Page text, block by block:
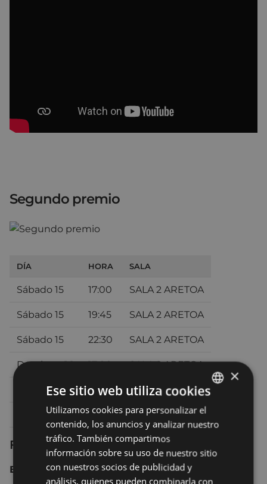
Segundo premio
DÍA HORA SALA
Sábado 15 17:00 SALA 2 ARETOA
Sábado 15 19:45 SALA 2 ARETOA
Sábado 15 22:30 SALA 2 ARETOA
Domingo 16 17:00 SALA 2 ARETOA
Domingo 16 20:00 SALA 2 ARETOA
Lunes 17 19:30 SALA 2 ARETOA
Ficha técnica
España 2024 109 min.
BASQUE
SPANISH
×
Ese sitio web utiliza cookies
Utilizamos cookies para personalizar el
contenido, los anuncios y analizar nuestro
tráfico. También compartimos
información sobre su uso de nuestro sitio
con nuestros socios de publicidad y
análisis, quienes pueden combinarla con